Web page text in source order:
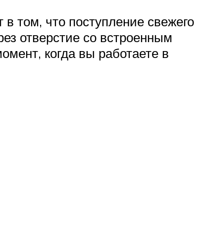
том, что поступление свежего
отверстие со встроенным
когда вы работаете в